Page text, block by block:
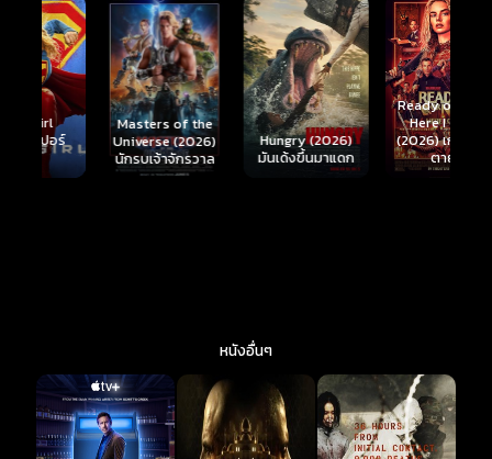
Masters of the
Universe (2026)
นักรบเจ้าจักรวาล
Hungry (2026)
มันเด้งขึ้นมาแดก
Ready or Not 2:
Here I Come
(2026) เกมพร้อม
ตาย 2
หนังอื่นๆ